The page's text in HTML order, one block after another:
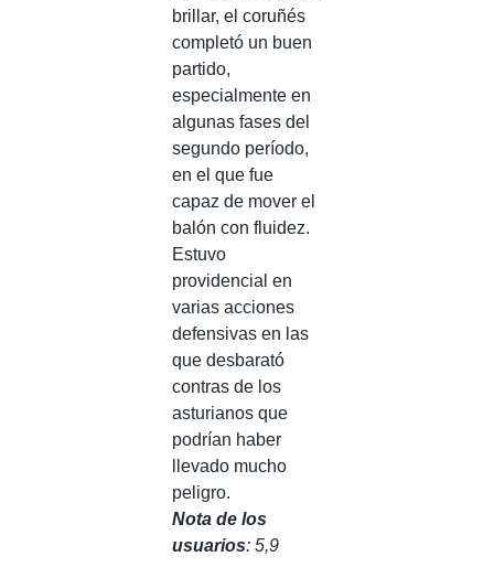
brillar, el coruñés
completó un buen
partido,
especialmente en
algunas fases del
segundo período,
en el que fue
capaz de mover el
balón con fluidez.
Estuvo
providencial en
varias acciones
defensivas en las
que desbarató
contras de los
asturianos que
podrían haber
llevado mucho
peligro.
Nota de los
usuarios: 5,9